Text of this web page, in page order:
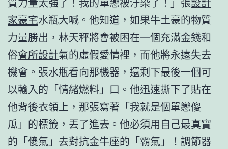
家豪宅水瓶大喊。他知道，如果牛土豪的物質
力量勝出，林天秤將會被困在一個充滿金錢和
俗會所設計氣的虛假愛情裡，而他將永遠失去
機會。張水瓶看向那機器，還剩下最後一個可
以輸入的「情緒燃料」口。他迅速撕下了貼在
他背後衣領上，那張寫著「我就是個單戀傻
瓜」的標籤，丟了進去。他必須用自己最真實
的「傻氣」去對抗金牛座的「霸氣」！調節器